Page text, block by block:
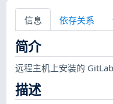
信息 依存关系
简介
远程主机上安装的
描述